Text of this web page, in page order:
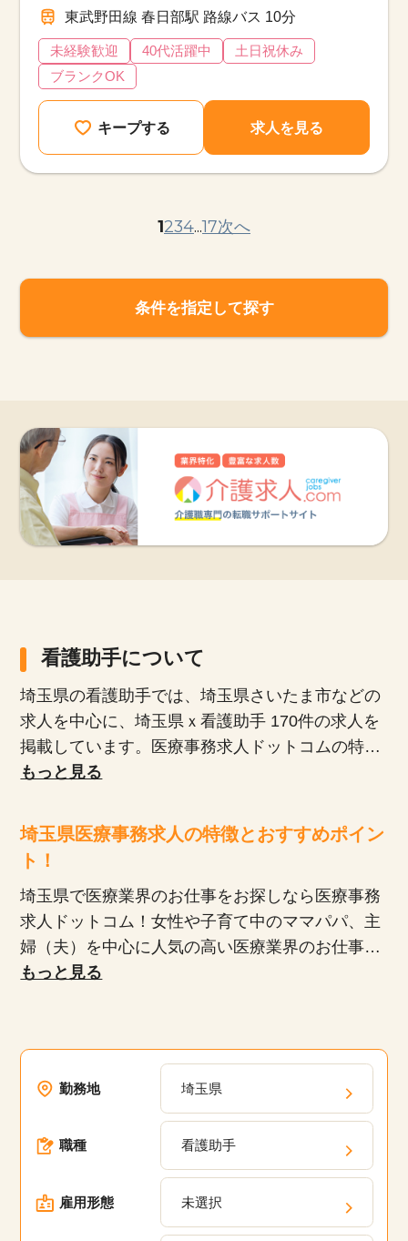
東武野田線 春日部駅 路線バス 10分
未経験歓迎 40代活躍中
土日祝休み
ブランクOK
キープする 求人を見る
1234...17次へ
条件を指定して探す
看護助手について
埼玉県の看護助手では、埼玉県さいたま市などの
求人を中心に、埼玉県ｘ看護助手 170件の求人を
掲載しています。医療事務求人ドットコムの特徴
として、正社員、派遣社員、扶養内パート、時短
キャリアアドバイザーがあなたにぴったりの求人
を紹介します。未経験者や無資格者、ブランクが
ある方でも安心して働けるお仕事や20代、30代、
40代、50代といった幅広い年齢層が活躍している
職場の求人が多数あります。弊社の派遣・委託現
場においてスキルアップのための研修プログラム
や、キャリアパスの相談、定期的なフィードバッ
もっと見る
埼玉県医療事務求人の特徴とおすすめポイン
ト！
埼玉県で医療業界のお仕事をお探しなら医療事務
求人ドットコム！女性や子育て中のママパパ、主
婦（夫）を中心に人気の高い医療業界のお仕事。
最近のお仕事選びの傾向は、自宅からの通いやす
未経験でも始めやすく、スキルを身につければ全
界に特化しているからこそ、医療事務求人ドット
コムでは他サイトでは見られない求人を多数ご用
意しています。
もっと見る
勤務地 埼玉県
職種 看護助手
雇用形態 未選択